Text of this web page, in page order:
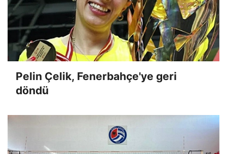
Pelin Çelik, Fenerbahçe'ye geri
döndü